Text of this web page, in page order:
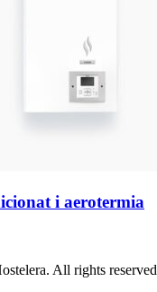
i aerotermia
All rights reserved